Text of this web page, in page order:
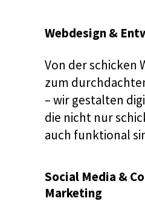
Webdesign &
Von der schicken
zum
– wir gestalten
die nicht nur
auch funktional
Social Media &
Marketing